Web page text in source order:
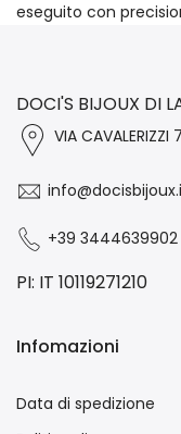
eseguito con
DOCI'S BIJOUX DI
VIA CAVALERIZZI
+39 3444639902
PI: IT 10119271210
Infomazioni
Data di spedizione